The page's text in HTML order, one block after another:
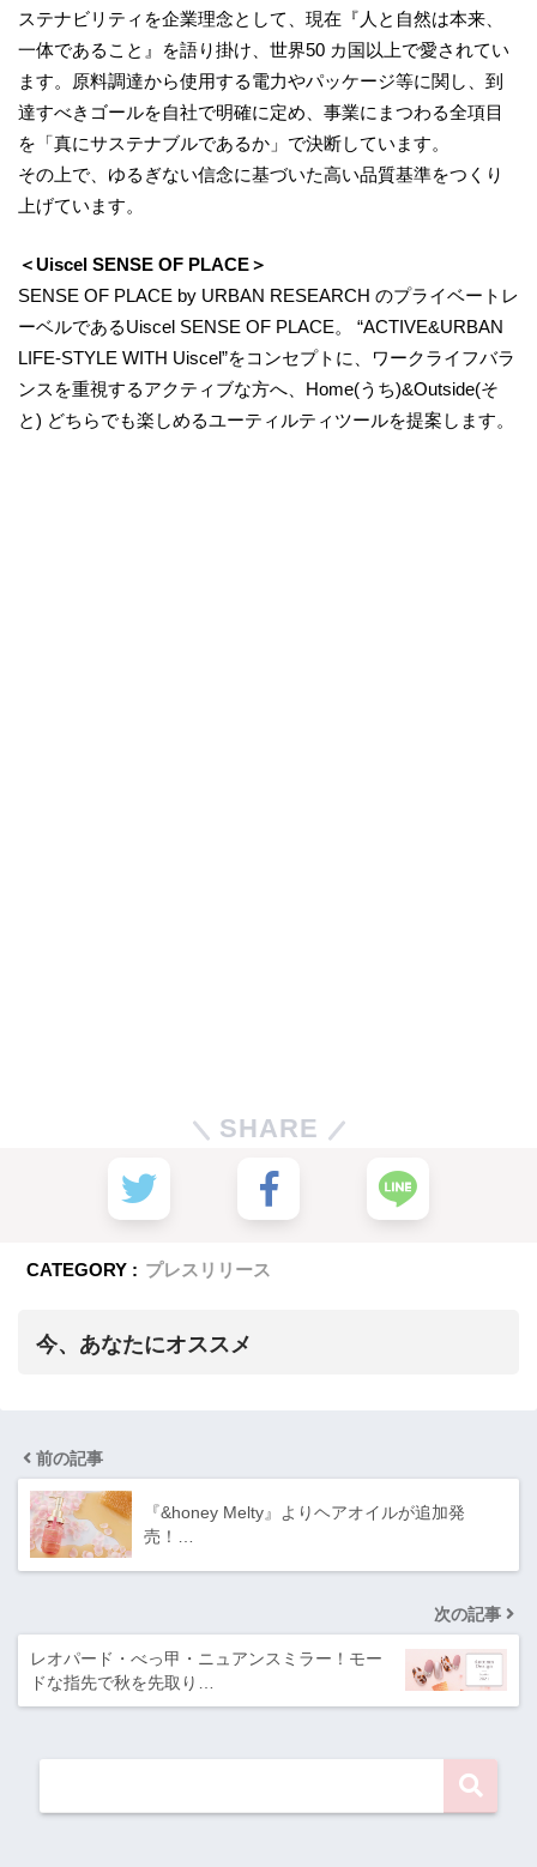
ステナビリティを企業理念として、現在『人と自然は本来、
一体であること』を語り掛け、世界50 カ国以上で愛されてい
ます。原料調達から使用する電力やパッケージ等に関し、到
達すべきゴールを自社で明確に定め、事業にまつわる全項目
を「真にサステナブルであるか」で決断しています。
その上で、ゆるぎない信念に基づいた高い品質基準をつくり
上げています。
＜Uiscel SENSE OF PLACE＞
SENSE OF PLACE by URBAN RESEARCH のプライベートレ
ーベルであるUiscel SENSE OF PLACE。 “ACTIVE&URBAN
LIFE-STYLE WITH Uiscel”をコンセプトに、ワークライフバラ
ンスを重視するアクティブな方へ、Home(うち)&Outside(そ
と) どちらでも楽しめるユーティルティツールを提案します。
SHARE
CATEGORY : プレスリリース
今、あなたにオススメ
前の記事
『&honey Melty』よりヘアオイルが追加発
売！…
次の記事
レオパード・べっ甲・ニュアンスミラー！モー
ドな指先で秋を先取り…